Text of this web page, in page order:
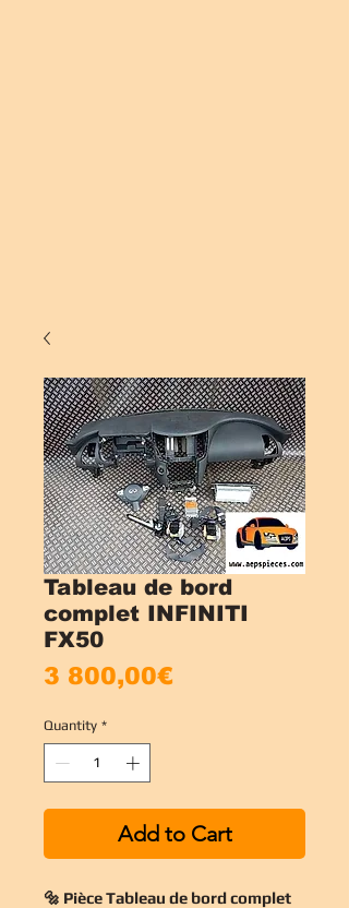
Tableau de bord
complet INFINITI
FX50
3 800,00€
Quantity *
Add to Cart
🔩 Pièce Tableau de bord complet